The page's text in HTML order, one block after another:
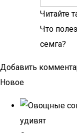
Читайте
Что
семга?
Добавить
Новое